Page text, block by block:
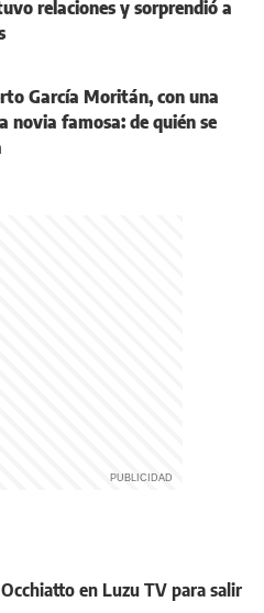
relaciones y sorprendió a
García Moritán, con una
novia famosa: de quién se
en Luzu TV para salir